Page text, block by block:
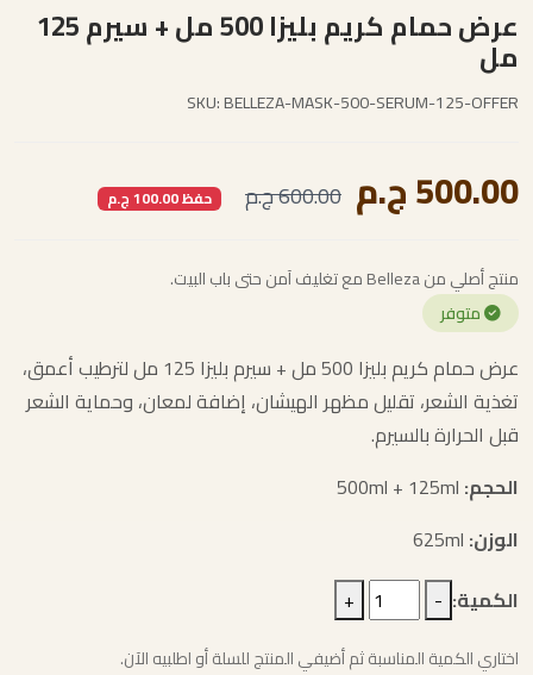
عرض حمام كريم بليزا 500 مل + سيرم 125
مل
SKU: BELLEZA-MASK-500-SERUM-125-OFFER
500.00 ج.م 600.00 ج.م حفظ 100.00 ج.م
منتج أصلي من Belleza مع تغليف آمن حتى باب البيت.
متوفر
عرض حمام كريم بليزا 500 مل + سيرم بليزا 125 مل لترطيب أعمق،
تغذية الشعر، تقليل مظهر الهيشان، إضافة لمعان، وحماية الشعر
قبل الحرارة بالسيرم.
الحجم:
الوزن:
الكمية: -
+
اختاري الكمية المناسبة ثم أضيفي المنتج للسلة أو اطلبيه الآن.